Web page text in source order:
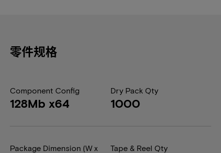
零件规格
Component Config
128Mb x64
Dry Pack Qty
1000
Package Dimension (W x
Tape & Reel Qty